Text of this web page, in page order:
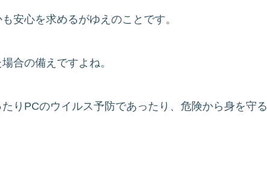
安心を求めるがゆえのことです。
合の備えですよね。
りPCのウイルス予防であったり、危険から身を守る